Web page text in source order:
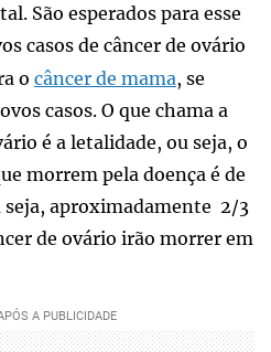
São esperados para esse
casos de câncer de ovário
o câncer de mama, se
casos. O que chama a
é a letalidade, ou seja, o
morrem pela doença é de
seja, aproximadamente 2/3
de ovário irão morrer em